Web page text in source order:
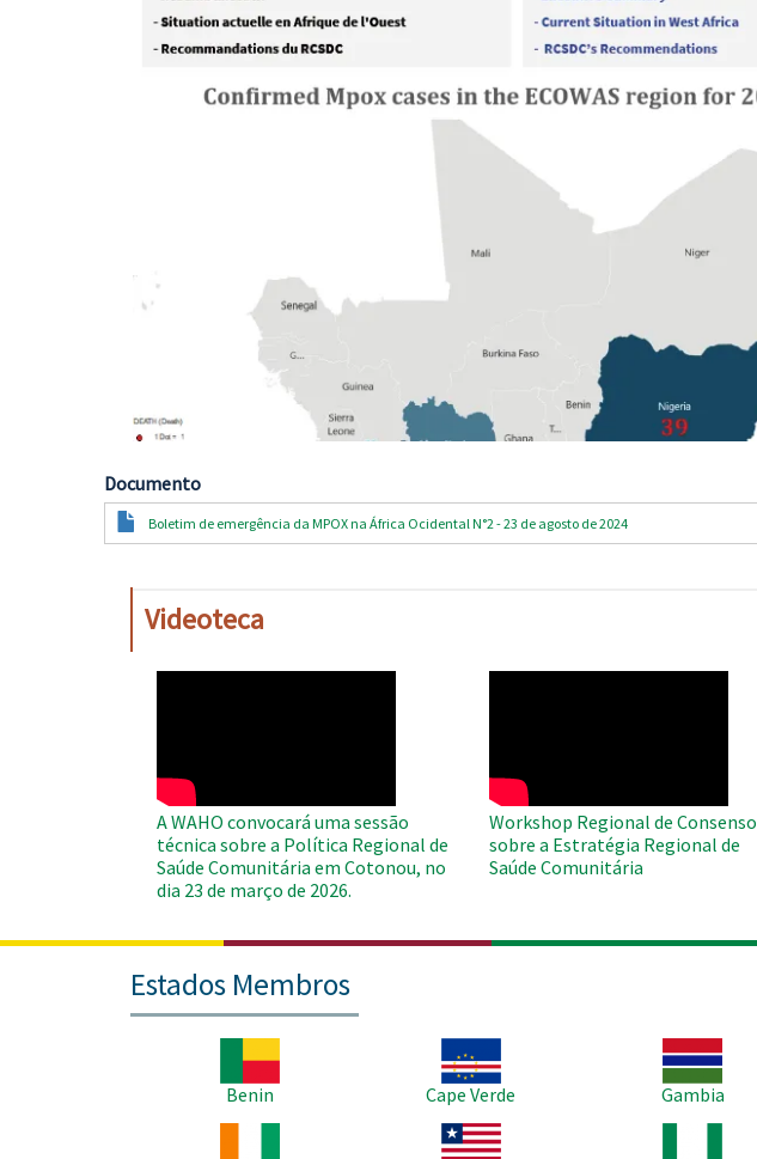
Documento
Documento
Boletim de emergência da MPOX na África Ocidental N°2 - 23 de agosto de 2024
Videoteca
A WAHO convocará uma sessão
técnica sobre a Política Regional de
Saúde Comunitária em Cotonou, no
dia 23 de março de 2026.
Workshop Regional de Consenso
sobre a Estratégia Regional de
Saúde Comunitária
Estados Membros
Benin
Cape Verde
Imagem
Gambia
Imagem